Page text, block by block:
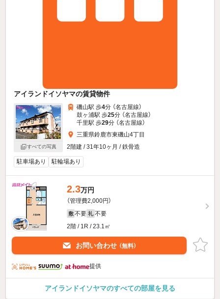
アイランドイソヤマの賃貸物件
すべての写真
磯山駅 歩4分 （名古屋線）
鼓ヶ浦駅 歩25分 （名古屋線）
千里駅 歩29分 （名古屋線）
三重県鈴鹿市東磯山4丁目
2階建 / 31年10ヶ月 / 鉄骨造
駐車場あり 駐輪場あり
2.3万円
（管理費2,000円）
敷 不要 礼 不要
2階 / 1R / 23.1㎡
お問い合わせ （無料）
提供
アイランドイソヤマのすべての部屋を見る